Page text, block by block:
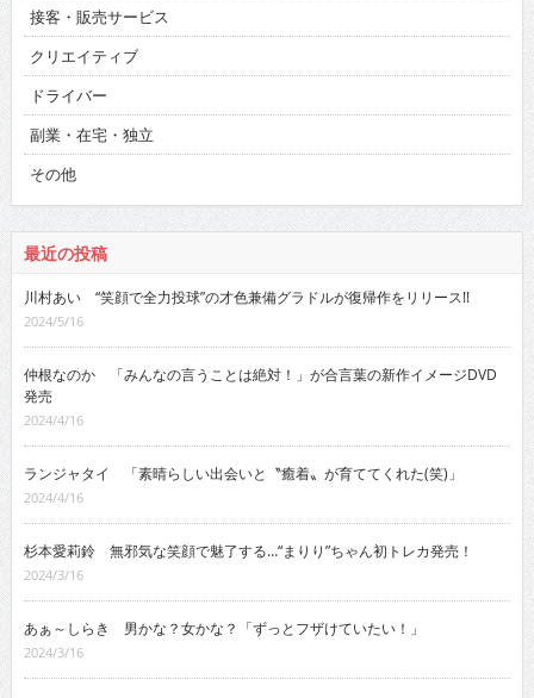
接客・販売サービス
クリエイティブ
ドライバー
副業・在宅・独立
その他
最近の投稿
川村あい “笑顔で全力投球”の才色兼備グラドルが復帰作をリリース!!
2024/5/16
仲根なのか 「みんなの言うことは絶対！」が合言葉の新作イメージDVD
発売
2024/4/16
ランジャタイ 「素晴らしい出会いと〝癒着〟が育ててくれた(笑)」
2024/4/16
杉本愛莉鈴 無邪気な笑顔で魅了する…“まりり”ちゃん初トレカ発売！
2024/3/16
あぁ～しらき 男かな？女かな？「ずっとフザけていたい！」
2024/3/16